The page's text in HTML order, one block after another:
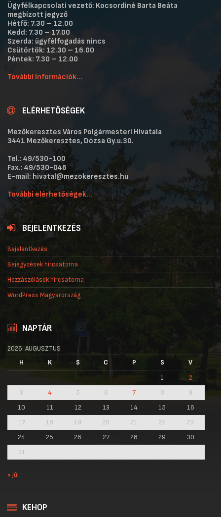
Ügyfélkapcsolati vezető: Kocsordiné Barta Beáta
megbízott jegyző
Hétfő: 7.30 – 12.00
Kedd: 7.30 – 17.00
Szerda: ügyfélfogadás nincs
Csütörtök: 12.30 – 16.00
Péntek: 7.30 – 12.00
További információk...
ELÉRHETŐSÉGEK
Mezőkeresztes Város Polgármesteri Hivatala
3441 Mezőkeresztes, Dózsa Gy.u.30.
Tel.: 49/530-100
Fax.: 49/530-046
E-mail: hivatal@mezokeresztes.hu
További elérhetőségek...
BEJELENTKEZÉS
Bejelentkezés
Bejegyzések hírcsatorna
Hozzászólások hírcsatorna
WordPress Magyarország
NAPTÁR
2026. AUGUSZTUS
H
K S C P S
V
1
2
3
4 5 6 7 8
9
10
11 12 13 14 15
16
17
18 19 20 21 22
23
24
25 26 27 28 29
30
31
« júl
KEHOP